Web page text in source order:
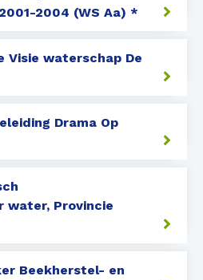
2004 (WS Aa) *
Visie waterschap De
Drama Op
water, Provincie
Beekherstel- en